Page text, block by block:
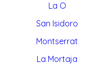
La O
San Isidoro
Montserrat
La Mortaja